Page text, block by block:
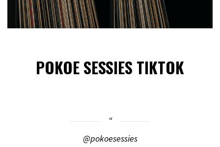
POKOE SESSIES TIKTOK
@pokoesessies